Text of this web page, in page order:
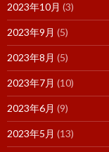
2023年10月 (3)
2023年9月 (5)
2023年8月 (5)
2023年7月 (10)
2023年6月 (9)
2023年5月 (13)